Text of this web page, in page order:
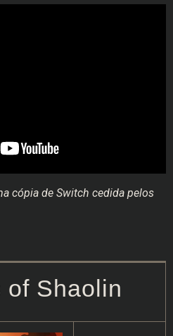
cópia de Switch cedida pelos
of Shaolin